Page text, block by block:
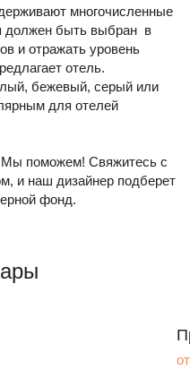
многочисленные
должен быть выбран в
и отражать уровень
отель.
бежевый, серый или
для отелей
Мы поможем! Свяжитесь с
и наш дизайнер подберет
фонд.